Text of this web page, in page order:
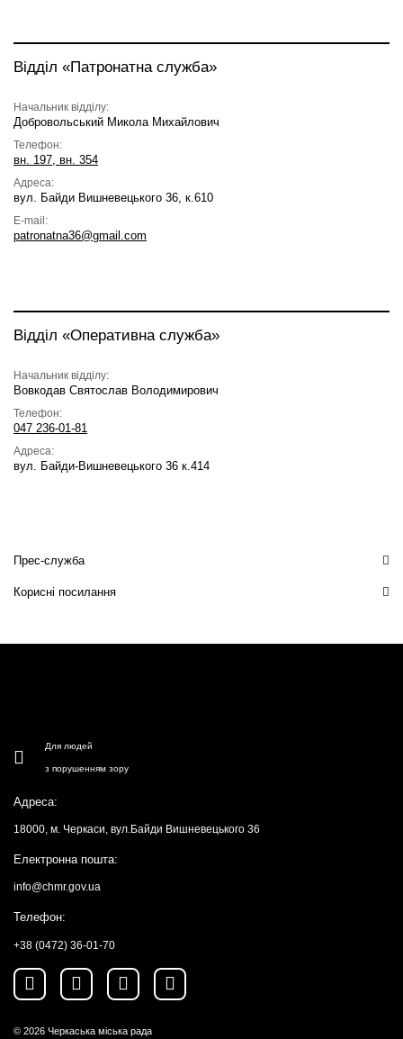
Відділ «Патронатна служба»
Начальник відділу:
Добровольський Микола Михайлович
Телефон:
вн. 197, вн. 354
Адреса:
вул. Байди Вишневецького 36, к.610
E-mail:
patronatna36@gmail.com
Відділ «Оперативна служба»
Начальник відділу:
Вовкодав Святослав Володимирович
Телефон:
047 236-01-81
Адреса:
вул. Байди-Вишневецького 36 к.414
Прес-служба
Корисні посилання
Для людей
з порушенням зору
Адреса:
18000, м. Черкаси, вул.Байди Вишневецького 36
Електронна пошта:
info@chmr.gov.ua
Телефон:
+38 (0472) 36-01-70
© 2026 Черкаська міська рада